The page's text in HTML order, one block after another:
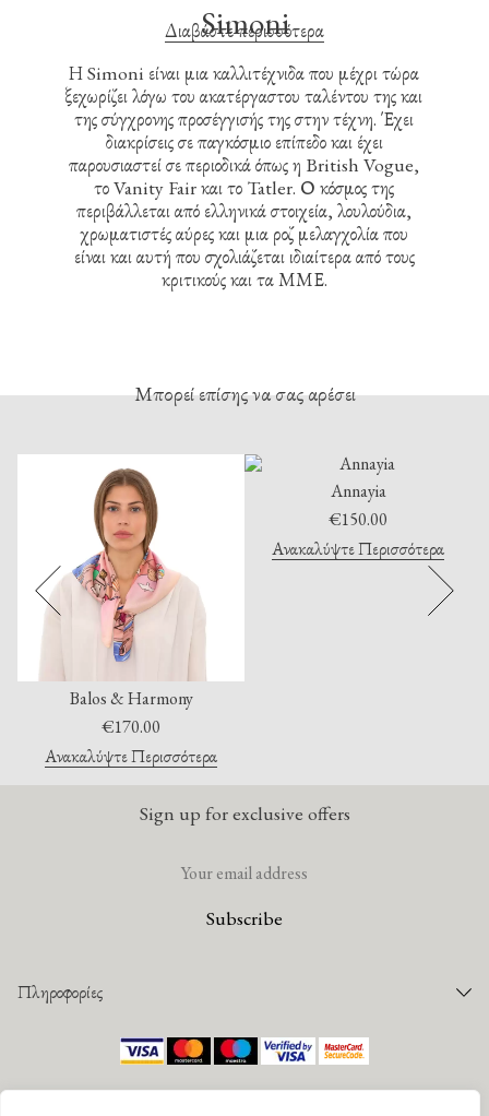
Simoni
Διαβάστε περισσότερα
Η Simoni είναι μια καλλιτέχνιδα που μέχρι τώρα
ξεχωρίζει λόγω του ακατέργαστου ταλέντου της και
της σύγχρονης προσέγγισής της στην τέχνη. Έχει
διακρίσεις σε παγκόσμιο επίπεδο και έχει
παρουσιαστεί σε περιοδικά όπως η British Vogue,
το Vanity Fair και το Tatler. Ο κόσμος της
περιβάλλεται από ελληνικά στοιχεία, λουλούδια,
χρωματιστές αύρες και μια ροζ μελαγχολία που
είναι και αυτή που σχολιάζεται ιδιαίτερα από τους
κριτικούς και τα ΜΜΕ.
Μπορεί επίσης να σας αρέσει
Balos & Harmony
€170.00
Ανακαλύψτε Περισσότερα
Annayia
€150.00
Ανακαλύψτε Περισσότερα
Sign up for exclusive offers
Πληροφορίες
Παραγγελίες
©2026 Mantility. All rights reserved |Πολιτική Απορρήτου|Όροι Χρήσης